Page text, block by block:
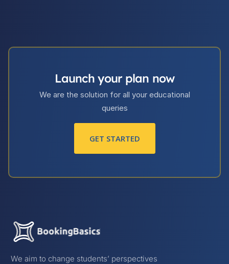
Launch your plan now
We are the solution for all your educational
queries
GET STARTED
We aim to change students’ perspectives